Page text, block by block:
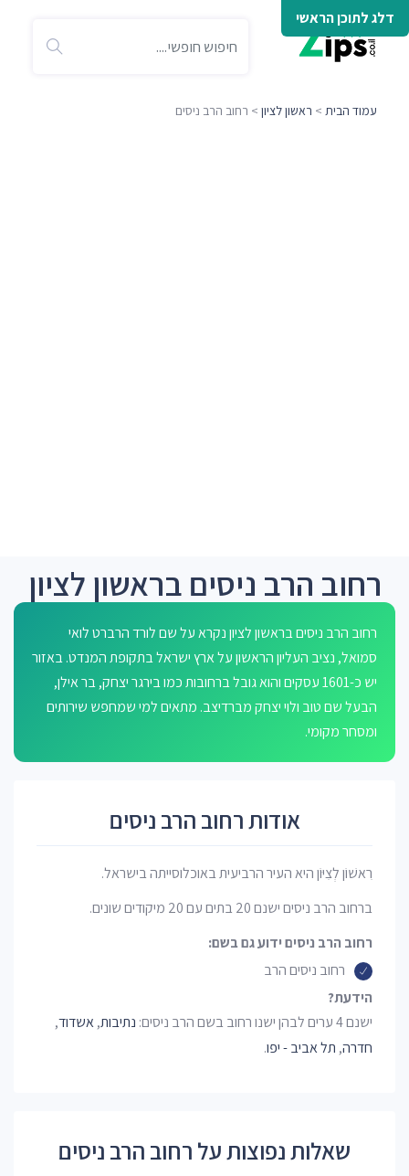
דלג לתוכן הראשי
עמוד הבית > ראשון לציון > רחוב הרב ניסים
רחוב הרב ניסים בראשון לציון
רחוב הרב ניסים בראשון לציון נקרא על שם לורד הרברט לואי
סמואל, נציב העליון הראשון על ארץ ישראל בתקופת המנדט. באזור
יש כ-1601 עסקים והוא גובל ברחובות כמו בירגר יצחק, בר אילן,
הבעל שם טוב ולוי יצחק מברדיצב. מתאים למי שמחפש שירותים
ומסחר מקומי.
אודות רחוב הרב ניסים
רִאשׁוֹן לְצִיּוֹן היא העיר הרביעית באוכלוסייתה בישראל.
ברחוב הרב ניסים ישנם 20 בתים עם 20 מיקודים שונים.
רחוב הרב ניסים ידוע גם בשם:
רחוב ניסים הרב
הידעת?
ישנם 4 ערים לבהן ישנו רחוב בשם הרב ניסים:
נתיבות,אשדוד,
חדרה, תל אביב - יפו.
שאלות נפוצות על רחוב הרב ניסים